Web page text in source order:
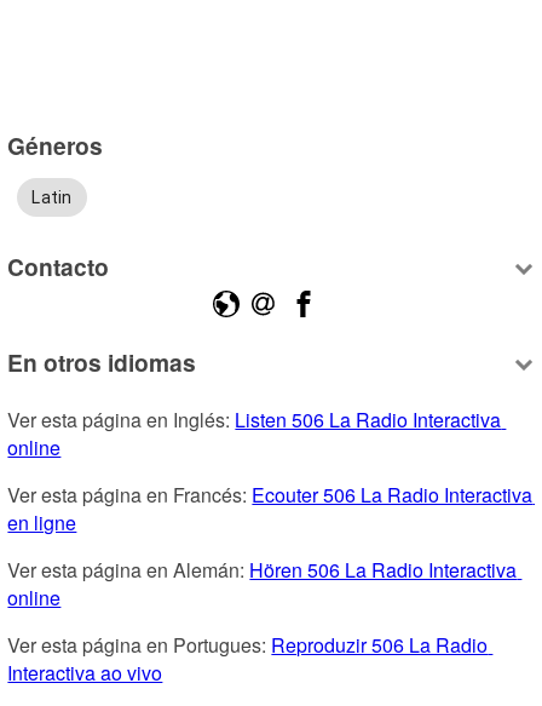
Géneros
Latin
Contacto
En otros idiomas
Ver esta página en Inglés: Listen 506 La Radio Interactiva
online
Ver esta página en Francés: Ecouter 506 La Radio Interactiva
en ligne
Ver esta página en Alemán: Hören 506 La Radio Interactiva
online
Ver esta página en Portugues: Reproduzir 506 La Radio
Interactiva ao vivo